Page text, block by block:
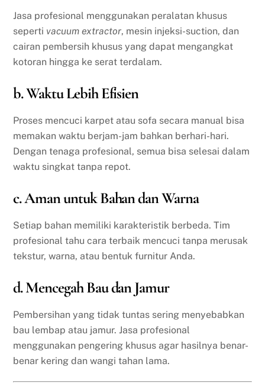
Jasa profesional menggunakan peralatan khusus
seperti vacuum extractor, mesin injeksi-suction, dan
cairan pembersih khusus yang dapat mengangkat
kotoran hingga ke serat terdalam.
b. Waktu Lebih Efisien
Proses mencuci karpet atau sofa secara manual bisa
memakan waktu berjam-jam bahkan berhari-hari.
Dengan tenaga profesional, semua bisa selesai dalam
waktu singkat tanpa repot.
c. Aman untuk Bahan dan Warna
Setiap bahan memiliki karakteristik berbeda. Tim
profesional tahu cara terbaik mencuci tanpa merusak
tekstur, warna, atau bentuk furnitur Anda.
d. Mencegah Bau dan Jamur
Pembersihan yang tidak tuntas sering menyebabkan
bau lembap atau jamur. Jasa profesional
menggunakan pengering khusus agar hasilnya benar-
benar kering dan wangi tahan lama.